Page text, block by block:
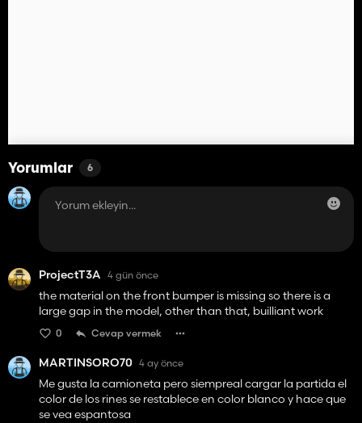
Yorumlar 6
ProjectT3A 4 gün önce
the material on the front bumper is missing so there is a
large gap in the model, other than that, builliant work
0 Cevap vermek
MARTINSORO70 4 ay önce
Me gusta la camioneta pero siempreal cargar la partida el
color de los rines se restablece en color blanco y hace que
se vea espantosa